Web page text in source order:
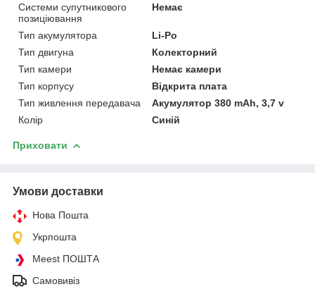
Системи супутникового
позиціювання
Немає
Тип акумулятора
Li-Po
Тип двигуна
Колекторний
Тип камери
Немає камери
Тип корпусу
Відкрита плата
Тип живлення передавача
Акумулятор 380 mAh, 3,7 v
Колір
Синій
Приховати
Умови доставки
Нова Пошта
Укрпошта
Meest ПОШТА
Самовивіз